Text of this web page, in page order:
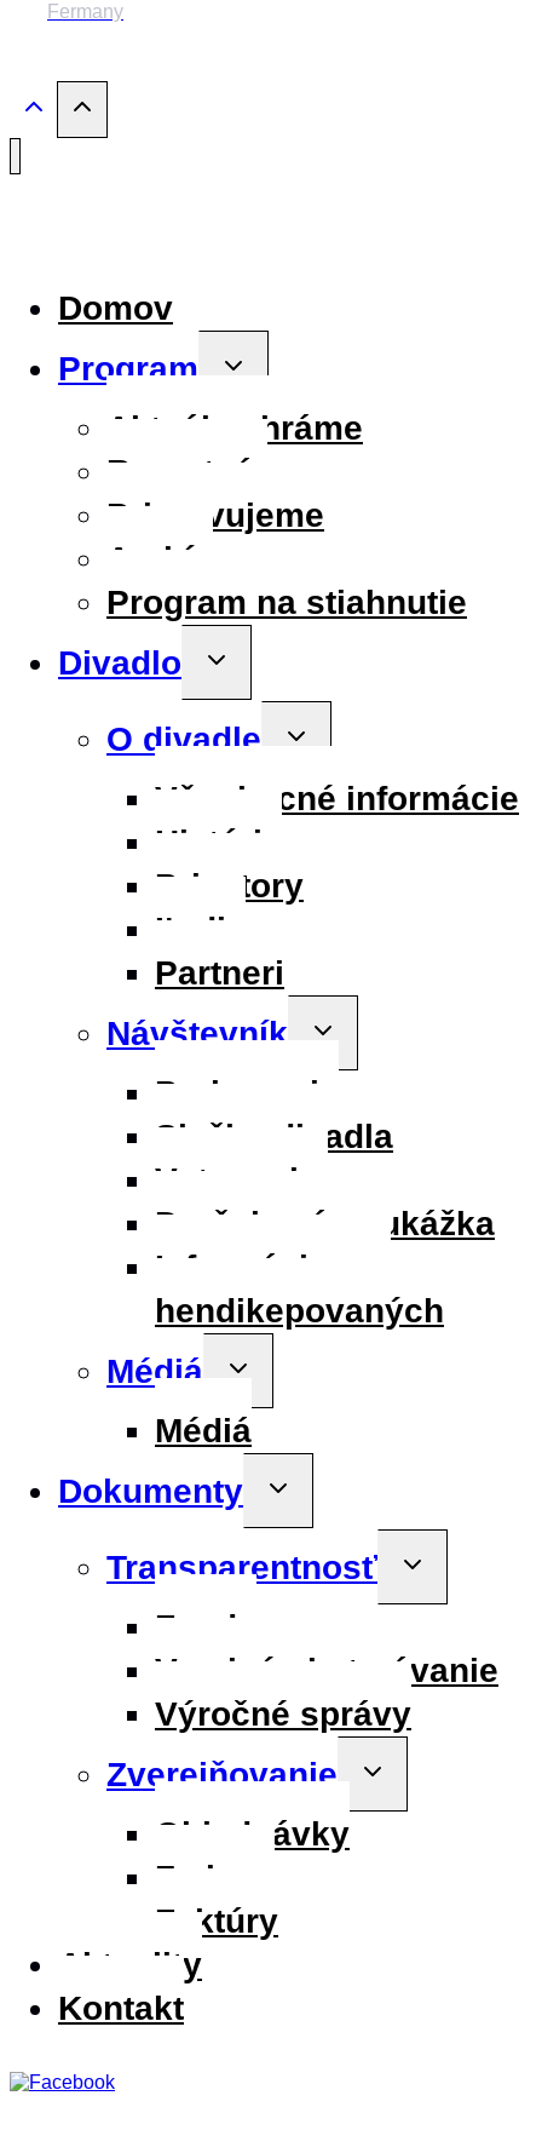
Fermany
Domov
Program
Toggle
Aktuálne hráme
Repertoár
Pripravujeme
Archív
Program na stiahnutie
Divadlo
Toggle
menu
O divadle
Toggle
Všeobecné informácie
História
Priestory
Ľudia
Partneri
Návštevník
Toggle
menu
Parkovanie
Služby divadla
Vstupenky
Darčeková poukážka
Informácie pre
hendikepovaných
Médiá
Toggle
menu
Médiá
Dokumenty
Toggle
menu
Transparentnosť
Toggle
menu
Fondy
Verejné obstarávanie
Výročné správy
Zverejňovanie
Toggle
menu
Objednávky
Zmluvy
Faktúry
Aktuality
Kontakt